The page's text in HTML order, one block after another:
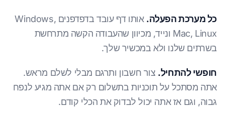
כל מערכת הפעלה.
אותו דף עובד בדפדפנים Windows,
Mac, Linux ונייד, מכיוון שהעבודה הקשה מתרחשת
בשרתים שלנו ולא במכשיר שלך.
חופשי להתחיל. צור חשבון ותרגם מבלי לשלם מראש.
אתה מסתכל על תוכניות בתשלום רק אם אתה מגיע לנפח
גבוה, וגם אז אתה יכול לבדוק את הכלי קודם.